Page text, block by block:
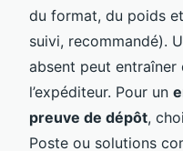
du format, du poids
suivi, recommandé).
absent peut
l’expéditeur. Pour un
preuve de dépôt,
Poste ou solutions